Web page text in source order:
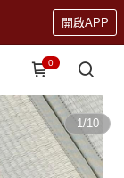
開啟APP
0
1/10